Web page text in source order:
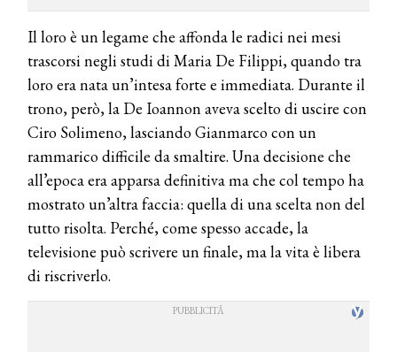
Il loro è un legame che affonda le radici nei mesi
trascorsi negli studi di Maria De Filippi, quando tra
loro era nata un’intesa forte e immediata. Durante il
trono, però, la De Ioannon aveva scelto di uscire con
Ciro Solimeno, lasciando Gianmarco con un
rammarico difficile da smaltire. Una decisione che
all’epoca era apparsa definitiva ma che col tempo ha
mostrato un’altra faccia: quella di una scelta non del
tutto risolta. Perché, come spesso accade, la
televisione può scrivere un finale, ma la vita è libera
di riscriverlo.